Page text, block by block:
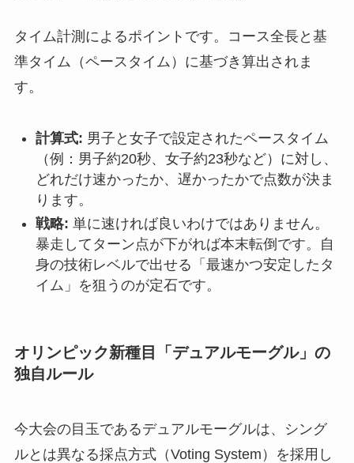
タイム計測によるポイントです。コース全長と基
準タイム（ペースタイム）に基づき算出されま
す。
計算式: 男子と女子で設定されたペースタイム
（例：男子約20秒、女子約23秒など）に対し、
どれだけ速かったか、遅かったかで点数が決ま
ります。
戦略: 単に速ければ良いわけではありません。
暴走してターン点が下がれば本末転倒です。自
身の技術レベルで出せる「最速かつ安定したタ
イム」を狙うのが定石です。
オリンピック新種目「デュアルモーグル」の
独自ルール
今大会の目玉であるデュアルモーグルは、シング
ルとは異なる採点方式（Voting System）を採用し